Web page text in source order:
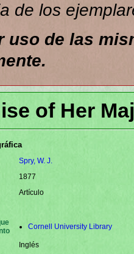
de los
uso de las
of Her
Spry, W. J.
1877
Artículo
Cornell University Library
Inglés